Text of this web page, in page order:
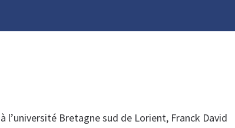
Bretagne sud de Lorient, Franck David